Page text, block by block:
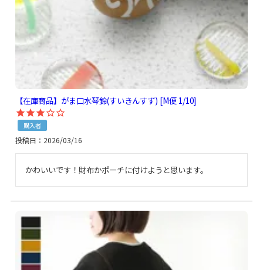
【在庫商品】がま口水琴鈴(すいきんすず) [M便 1/10]
購入者
投稿日 2026/03/16
かわいいです！財布かポーチに付けようと思います。